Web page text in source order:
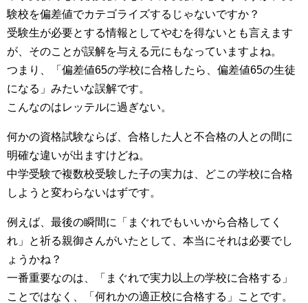
験校を偏差値でカテゴライズするじゃないですか？
受験生が必要とする情報としてやむを得ないとも言えます
が、そのことが誤解を与える元にもなっていますよね。
つまり、「偏差値65の学校に合格したら、偏差値65の生徒
になる」みたいな誤解です。
こんなのはレッテルに過ぎない。
何かの資格試験ならば、合格した人と不合格の人との間に
明確な違いが出ますけどね。
中学受験で複数校受験した子の実力は、どこの学校に合格
しようと変わらないはずです。
例えば、最後の瞬間に「まぐれでもいいから合格してく
れ」と祈る親御さんがいたとして、本当にそれは必要でし
ょうかね？
一番重要なのは、「まぐれで実力以上の学校に合格する」
ことではなく、「何れかの適正校に合格する」ことです。